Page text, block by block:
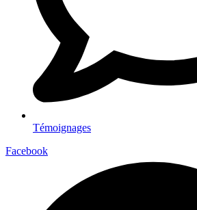
Témoignages
Facebook